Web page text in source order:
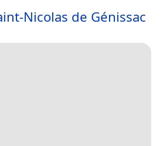
Nicolas de Génissac